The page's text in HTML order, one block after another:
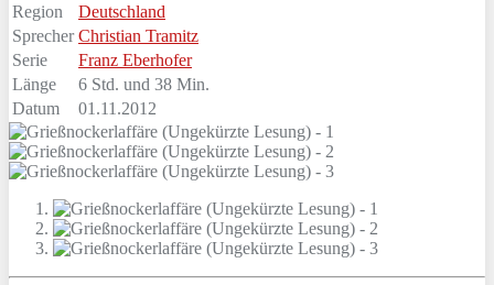
Region
Deutschland
Sprecher Christian Tramitz
Serie
Franz Eberhofer
Länge
6 Std. und 38 Min.
Datum
01.11.2012